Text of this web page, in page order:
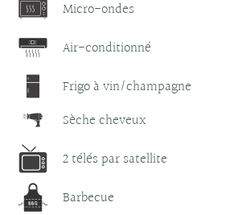
Micro-ondes
Air-conditionné
Frigo à vin/champagne
Sèche cheveux
2 télés par satellite
Barbecue